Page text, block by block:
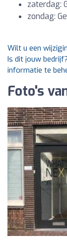
zaterdag:
zondag:
Wilt u een
Is dit jouw
informatie te
Foto's